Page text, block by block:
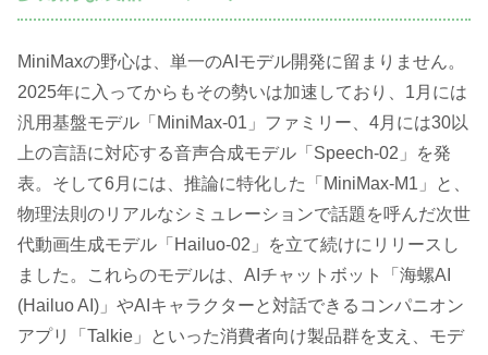
MiniMaxの野心は、単一のAIモデル開発に留まりません。
2025年に入ってからもその勢いは加速しており、1月には
汎用基盤モデル「MiniMax-01」ファミリー、4月には30以
上の言語に対応する音声合成モデル「Speech-02」を発
表。そして6月には、推論に特化した「MiniMax-M1」と、
物理法則のリアルなシミュレーションで話題を呼んだ次世
代動画生成モデル「Hailuo-02」を立て続けにリリースし
ました。これらのモデルは、AIチャットボット「海螺AI
(Hailuo AI)」やAIキャラクターと対話できるコンパニオン
アプリ「Talkie」といった消費者向け製品群を支え、モデ